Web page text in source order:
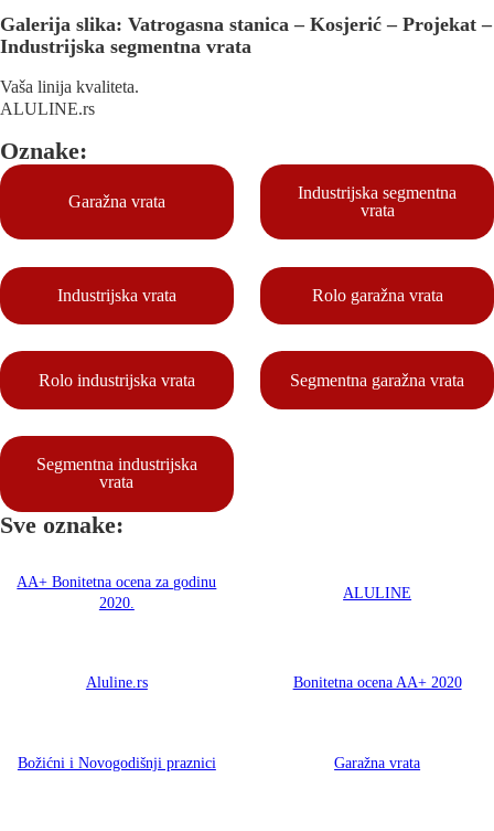
Galerija slika: Vatrogasna stanica – Kosjerić – Projekat –
Industrijska segmentna vrata
Vaša linija kvaliteta.
ALULINE.rs
Oznake:
Garažna vrata
Industrijska segmentna
vrata
Industrijska vrata Rolo garažna vrata
Rolo industrijska vrata Segmentna garažna vrata
Segmentna industrijska
vrata
Sve oznake:
AA+ Bonitetna ocena za godinu
2020.
ALULINE
Aluline.rs Bonitetna ocena AA+ 2020
Božićni i Novogodišnji praznici Garažna vrata